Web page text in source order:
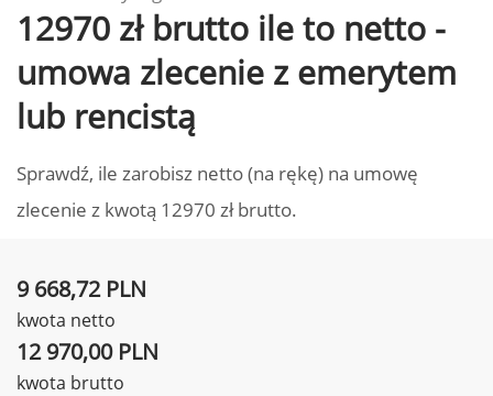
12970 zł brutto ile to netto -
umowa zlecenie z emerytem
lub rencistą
Sprawdź, ile zarobisz netto (na rękę) na umowę
zlecenie z kwotą 12970 zł brutto.
9 668,72 PLN
kwota netto
12 970,00 PLN
kwota brutto